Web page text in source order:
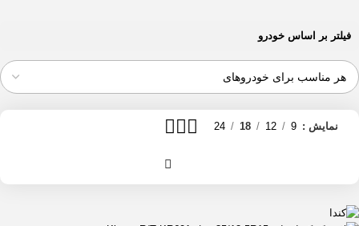
285/65R18
32/11.5R15
1
33/12.5R18
1
33/12.5R20
1
33/12.5R24
37/12.5R17
فیلتر بر اساس خودرو
نمایش 9
12
18
24